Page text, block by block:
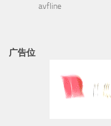
avfline
广告位